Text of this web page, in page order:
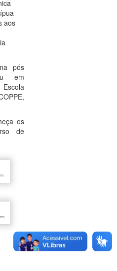
aos
pós
em
os
de